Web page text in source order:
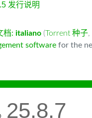
发行说明
档: italiano (Torrent 种子,
software for the
25.8.7